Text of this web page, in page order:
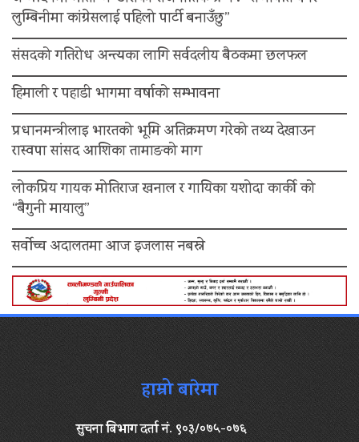
लुम्बिनीमा कांग्रेसलाई पहिलो पार्टी बनाउँछु”
संसदको गतिरोध अन्त्यका लागि सर्वदलीय बैठकमा छलफल
हिमाली र पहाडी भागमा वर्षाको सम्भावना
प्रधानमन्त्रीलाइ भारतको भूमि अतिक्रमण गरेको तथ्य देखाउन
रास्वपा सांसद आशिका तामाङको माग
लोकप्रिय गायक मोतिराज खनाल र गायिका यशोदा कार्की को
“बैगुनी मायालु”
सर्वोच्च अदालतमा आज इजलास नबस्ने
हाम्रो बारेमा
सुचना बिभाग दर्ता नं. ९०३/०७५-०७६